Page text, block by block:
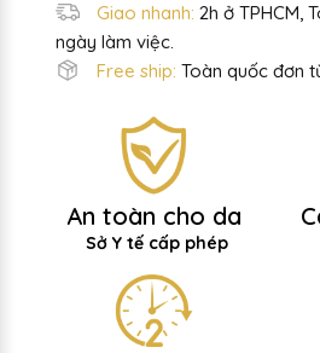
Giao nhanh: 2h ở TPHCM,
ngày làm việc.
Free ship: Toàn quốc đơn
An toàn cho da
Sở Y tế cấp phép